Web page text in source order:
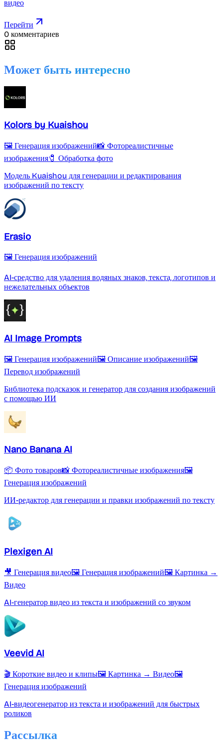
видео
Перейти
0 комментариев
Может быть интересно
Kolors by Kuaishou
🖼️ Генерация изображений📸 Фотореалистичные
изображения🧷 Обработка фото
Модель Kuaishou для генерации и редактирования
изображений по тексту
Erasio
🖼️ Генерация изображений
AI-средство для удаления водяных знаков, текста, логотипов и
нежелательных объектов
AI Image Prompts
🖼️ Генерация изображений🖼️ Описание изображений🖼️
Перевод изображений
Библиотека подсказок и генератор для создания изображений
с помощью ИИ
Nano Banana AI
📦 Фото товаров📸 Фотореалистичные изображения🖼️
Генерация изображений
ИИ-редактор для генерации и правки изображений по тексту
Plexigen AI
🎥 Генерация видео🖼️ Генерация изображений🖼️ Картинка →
Видео
AI-генератор видео из текста и изображений со звуком
Veevid AI
🎬 Короткие видео и клипы🖼️ Картинка → Видео🖼️
Генерация изображений
AI-видеогенератор из текста и изображений для быстрых
роликов
Рассылка